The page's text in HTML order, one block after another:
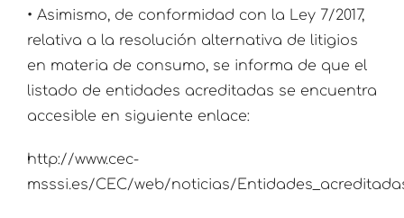
• Asimismo, de conformidad con la Ley 7/2017,
relativa a la resolución alternativa de litigios
en materia de consumo, se informa de que el
listado de entidades acreditadas se encuentra
accesible en siguiente enlace:
http://www.cec-
msssi.es/CEC/web/noticias/